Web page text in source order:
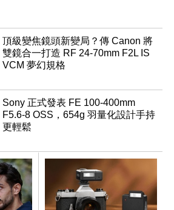
頂級變焦鏡頭新變局？傳 Canon 將
雙鏡合一打造 RF 24-70mm F2L IS
VCM 夢幻規格
Sony 正式發表 FE 100-400mm
F5.6-8 OSS，654g 羽量化設計手持
更輕鬆